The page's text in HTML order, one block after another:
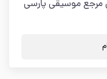
مرجع موسیقی پارسی